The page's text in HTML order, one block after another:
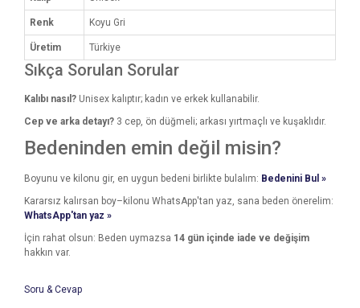
Renk Koyu Gri
Üretim Türkiye
Sıkça Sorulan Sorular
Kalıbı nasıl? Unisex kalıptır; kadın ve erkek kullanabilir.
Cep ve arka detayı? 3 cep, ön düğmeli; arkası yırtmaçlı ve kuşaklıdır.
Bedeninden emin değil misin?
Boyunu ve kilonu gir, en uygun bedeni birlikte bulalım: Bedenini Bul »
Kararsız kalırsan boy–kilonu WhatsApp'tan yaz, sana beden önerelim:
WhatsApp'tan yaz »
İçin rahat olsun: Beden uymazsa 14 gün içinde iade ve değişim
hakkın var.
Soru & Cevap